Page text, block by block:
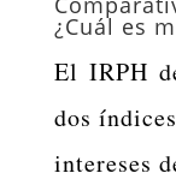
¿Cuál es
El IRPH
dos
intereses